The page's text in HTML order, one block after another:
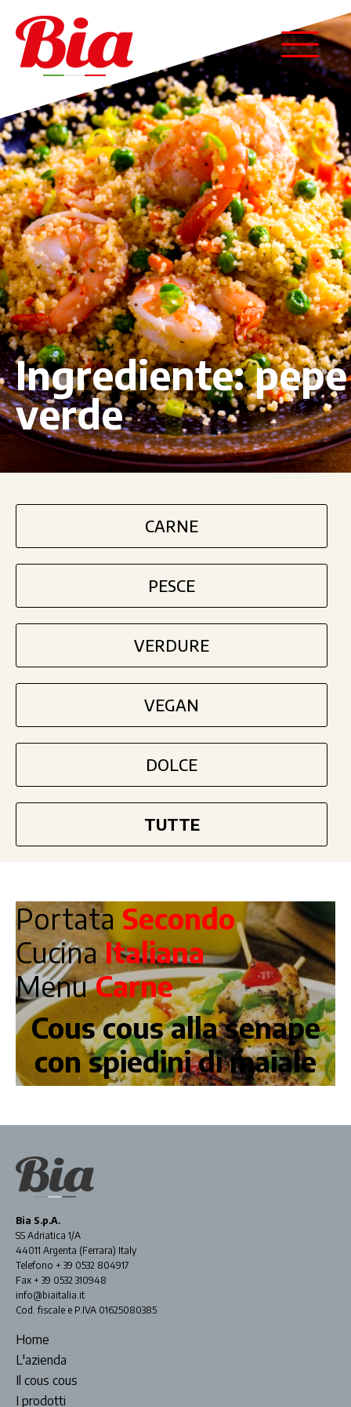
Ingrediente:pepe
verde
CARNE
PESCE
VERDURE
VEGAN
DOLCE
TUTTE
Portata Secondo
CucinaItaliana
MenuCarne
Cous cous alla senape
con spiedini di maiale
Bia S.p.A.
SS Adriatica 1/A
44011 Argenta (Ferrara) Italy
Telefono + 39 0532 804917
Fax + 39 0532 310948
info@biaitalia.it
Cod. fiscale e P.IVA 01625080385
Home
L'azienda
Il cous cous
I prodotti